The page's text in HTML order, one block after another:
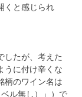
くと感じられ
したが、考えた
うに付け辛くな
柄のワイン名は
ル無し）」）で